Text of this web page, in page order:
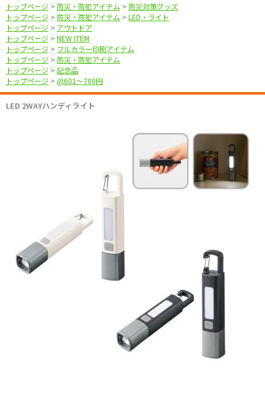
トップページ > 防災・防犯アイテム > 防災対策グッズ
トップページ > 防災・防犯アイテム > LED・ライト
トップページ > アウトドア
トップページ > NEW ITEM
トップページ > フルカラー印刷アイテム
トップページ > 防災・防犯アイテム
トップページ > 記念品
トップページ > @601〜700円
LED 2WAYハンディライト